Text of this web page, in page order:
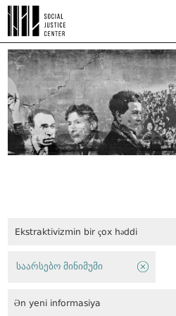
Ekstraktivizmin bir çox həddi
საარსებო მინიმუმი
Ən yeni informasiya